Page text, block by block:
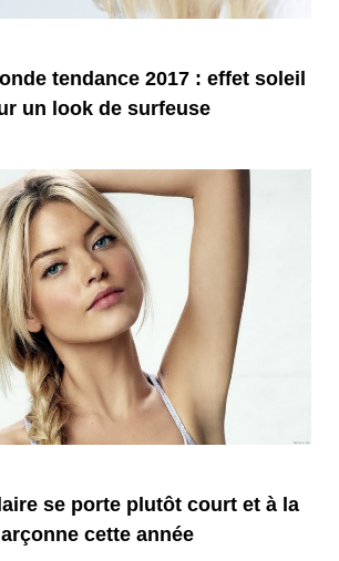
tendance 2017 : effet soleil
un look de surfeuse
se porte plutôt court et à la
cette année